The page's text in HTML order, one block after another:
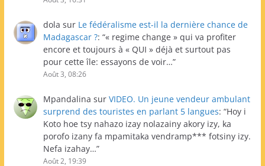
dola sur Le fédéralisme est-il la dernière chance de
Madagascar ?: “« regime change » qui va profiter
encore et toujours à « QUI » déjà et surtout pas
pour cette île: essayons de voir…”
Août 3, 08:26
Mpandalina sur VIDEO. Un jeune vendeur ambulant
surprend des touristes en parlant 5 langues: “Hoy i
Koto hoe tsy nahazo izay nolazainy akory izy, ka
porofo izany fa mpamitaka vendramp*** fotsiny izy.
Nefa izahay…”
Août 2, 19:39